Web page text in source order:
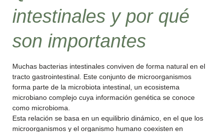
intestinales y por qué
son importantes
Muchas bacterias intestinales conviven de forma natural en el
tracto gastrointestinal. Este conjunto de microorganismos
forma parte de la microbiota intestinal, un ecosistema
microbiano complejo cuya información genética se conoce
como microbioma.
Esta relación se basa en un equilibrio dinámico, en el que los
microorganismos y el organismo humano coexisten en